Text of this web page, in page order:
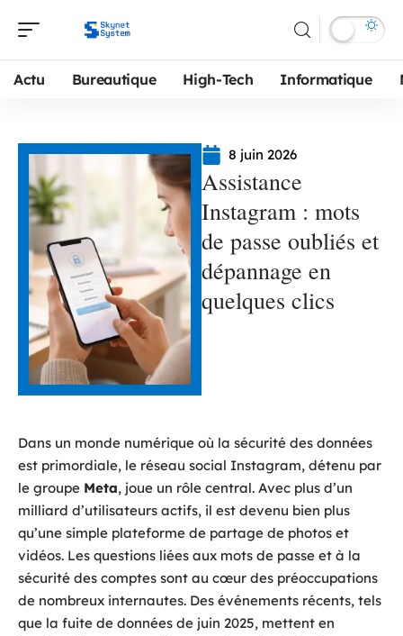
Actu Bureautique High-Tech Informatique
8 juin 2026
Assistance
Instagram : mots
de passe oubliés et
dépannage en
quelques clics
Dans un monde numérique où la sécurité des données
est primordiale, le réseau social Instagram, détenu par
le groupe Meta, joue un rôle central. Avec plus d’un
milliard d’utilisateurs actifs, il est devenu bien plus
qu’une simple plateforme de partage de photos et
vidéos. Les questions liées aux mots de passe et à la
sécurité des comptes sont au cœur des préoccupations
de nombreux internautes. Des événements récents, tels
que la fuite de données de juin 2025, mettent en